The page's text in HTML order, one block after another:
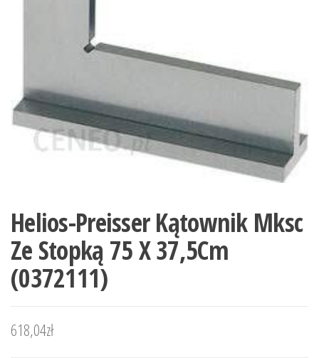
Helios-Preisser Kątownik Mksc
Ze Stopką 75 X 37,5Cm
(0372111)
618,04zł